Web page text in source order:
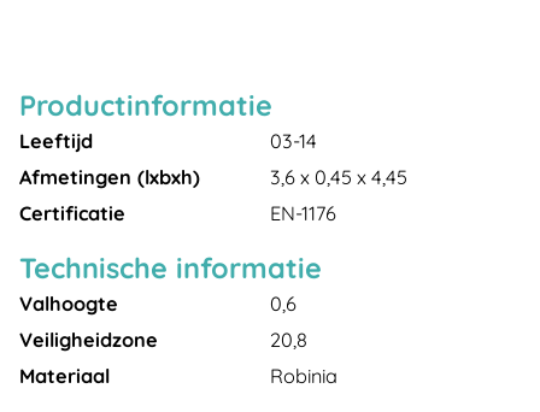
Productinformatie
Leeftijd
03-14
Afmetingen (lxbxh)
3,6 x 0,45 x 4,45
Certificatie
EN-1176
Technische informatie
Valhoogte
0,6
Veiligheidzone
20,8
Materiaal
Robinia